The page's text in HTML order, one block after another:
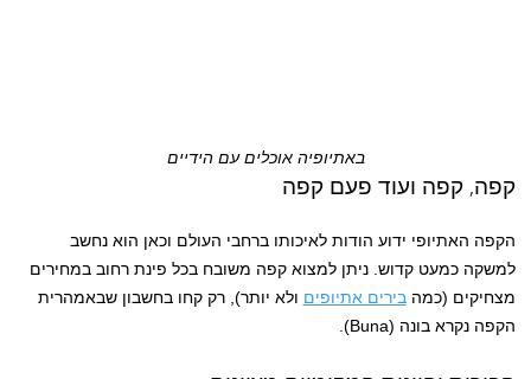
באתיופיה אוכלים עם הידיים
קפה, קפה ועוד פעם קפה
הקפה האתיופי ידוע הודות לאיכותו ברחבי העולם וכאן הוא נחשב
למשקה כמעט קדוש. ניתן למצוא קפה משובח בכל פינת רחוב במחירים
מצחיקים (כמהבירים אתיופים ולא יותר), רק קחו בחשבון שבאמהרית
הקפה נקרא בונה (Buna).